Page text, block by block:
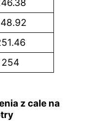
254
z cale na